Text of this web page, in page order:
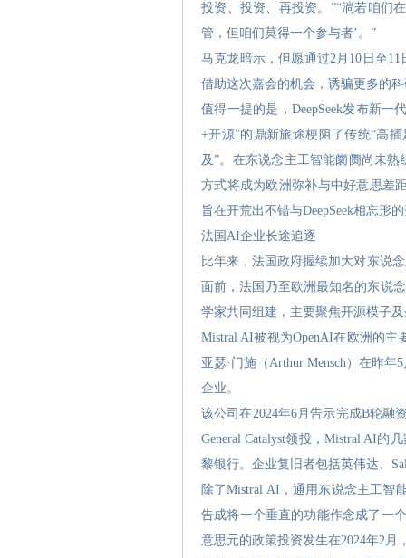
投资、投资、再投资。”“淌若咱们
管，但咱们莫得一个参与者’。”
马克龙暗示，但愿通过2月10日至
借助这次嘉会的机会，诱骗更多的
值得一提的是，DeepSeek发布新一
+开源”的鼎新旅途梗阻了传统“高
及”。在东说念主工智能阛阓尚未熟
方式将成为欧洲弥补与中好意思差
旨在开荒出不错与DeepSeek相忘形
法国AI企业长途追逐
比年来，法国政府握续加大对东说
面前，法国乃至欧洲最知名的东说
学家共同组建，主要聚焦开源模子
Mistral AI被视为OpenAI在欧洲的
亚瑟·门施（Arthur Mensch）在昨
企业。
该公司在2024年6月告示完成B轮融
General Catalyst领投，Mistral AI的
黎银行。企业复旧者包括英伟达、
除了Mistral AI，通用东说念主工智
告成将一个垂直的功能作念成了一
意思元的政策投资发生在2024年2月